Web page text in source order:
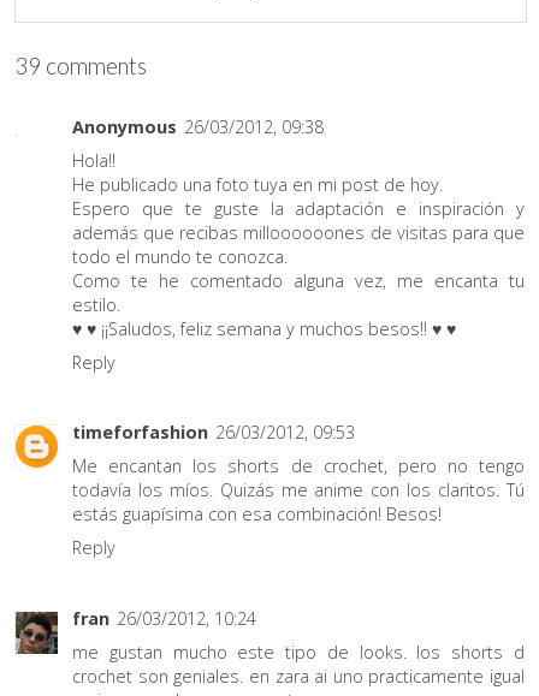
39 comments
Anonymous 26/03/2012, 09:38
Hola!!
He publicado una foto tuya en mi post de hoy.
Espero que te guste la adaptación e inspiración y
además que recibas milloooooones de visitas para que
todo el mundo te conozca.
Como te he comentado alguna vez, me encanta tu
estilo.
♥ ♥ ¡¡Saludos, feliz semana y muchos besos!! ♥ ♥
Reply
timeforfashion 26/03/2012, 09:53
Me encantan los shorts de crochet, pero no tengo
todavía los míos. Quizás me anime con los claritos. Tú
estás guapísima con esa combinación! Besos!
Reply
fran 26/03/2012, 10:24
me gustan mucho este tipo de looks. los shorts d
crochet son geniales. en zara ai uno practicamente igual